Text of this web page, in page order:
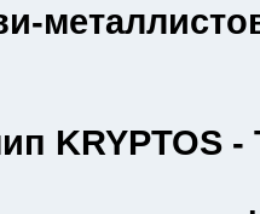
KRYPTOS -